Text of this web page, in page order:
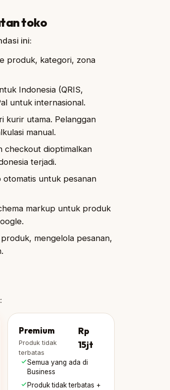
toko
ini:
produk, kategori, zona
Indonesia (QRIS,
untuk internasional.
kurir utama. Pelanggan
manual.
checkout dioptimalkan
terjadi.
untuk pesanan
markup untuk produk
mengelola pesanan,
Premium
Produk tidak
terbatas
Rp
15jt
Semua yang ada di
Business
Produk tidak terbatas +